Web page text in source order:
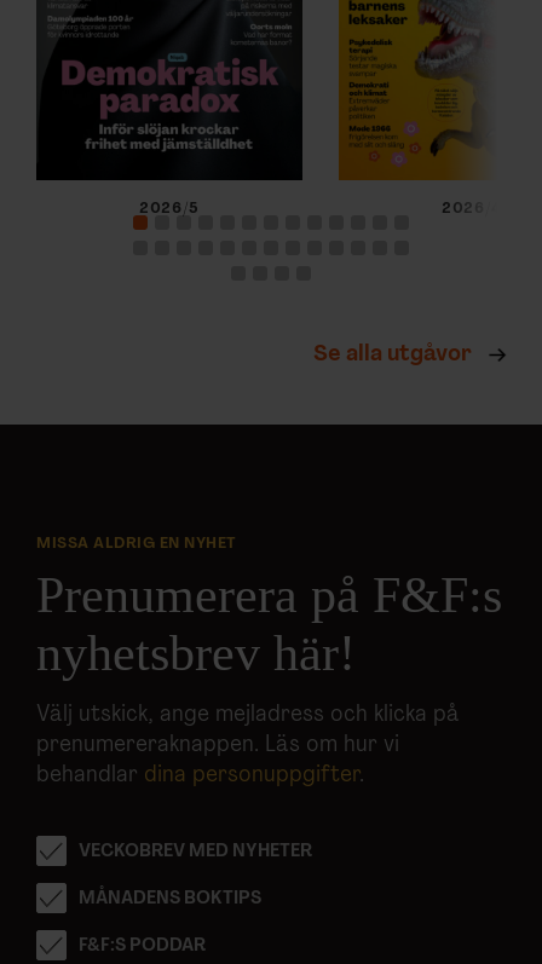
2026/5 2026/4
Se alla utgåvor
MISSA ALDRIG EN NYHET
Prenumerera på F&F:s
nyhetsbrev här!
Välj utskick, ange mejladress och klicka på
prenumereraknappen. Läs om hur vi
behandlar dina personuppgifter.
VECKOBREV MED NYHETER
MÅNADENS BOKTIPS
F&F:S PODDAR